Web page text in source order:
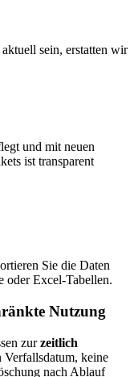
sein, erstatten wir
und mit neuen
ist transparent
Sie die Daten
Excel-Tabellen.
Nutzung
zur zeitlich
Verfallsdatum, keine
nach Ablauf